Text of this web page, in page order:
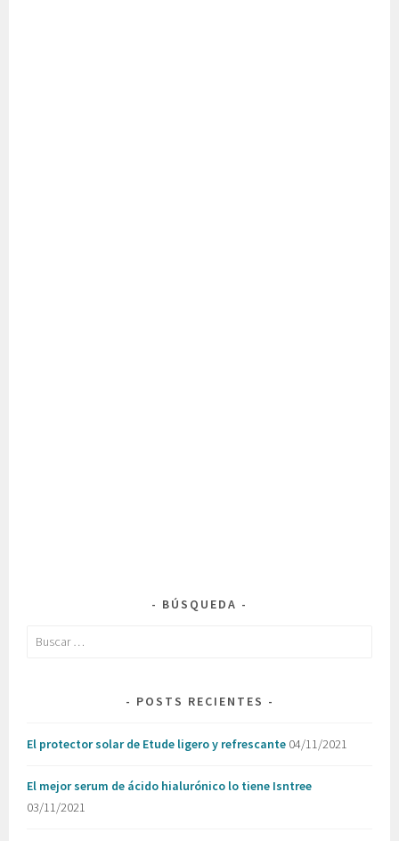
BÚSQUEDA
Buscar:
POSTS RECIENTES
El protector solar de Etude ligero y refrescante 04/11/2021
El mejor serum de ácido hialurónico lo tiene Isntree
03/11/2021